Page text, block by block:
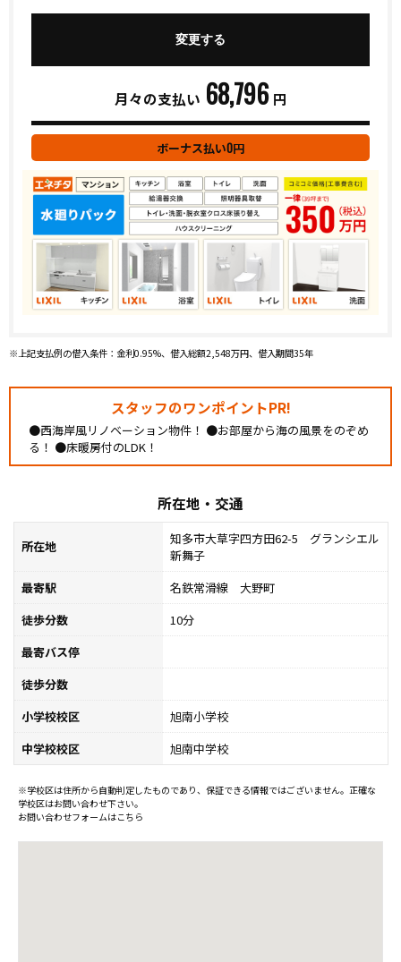
月々の支払い 68,796 円
ボーナス払い0円
※上記支払例の借入条件：金利0.95%、借入総額2,548万円、借入期間35年
スタッフのワンポイントPR!
●西海岸風リノベーション物件！ ●お部屋から海の風景をのぞめ
る！ ●床暖房付のLDK！
所在地・交通
所在地
知多市大草字四方田62-5 グランシエル
新舞子
最寄駅
名鉄常滑線 大野町
徒歩分数
10分
最寄バス停
徒歩分数
小学校校区
旭南小学校
中学校校区
旭南中学校
※学校区は住所から自動判定したものであり、保証できる情報ではございません。正確な
学校区はお問い合わせ下さい。
お問い合わせフォームはこちら